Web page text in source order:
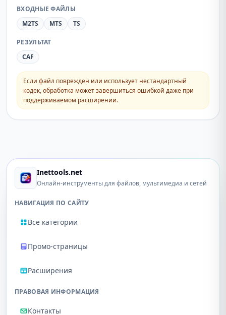
ВХОДНЫЕ ФАЙЛЫ
M2TS
MTS TS
РЕЗУЛЬТАТ
CAF
Если файл поврежден или использует нестандартный
кодек, обработка может завершиться ошибкой даже при
поддерживаемом расширении.
Inettools.net
Онлайн-инструменты для файлов, мультимедиа и сетей
НАВИГАЦИЯ ПО САЙТУ
Все категории
Промо-страницы
Расширения
ПРАВОВАЯ ИНФОРМАЦИЯ
Контакты